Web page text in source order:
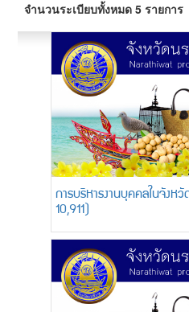
จำนวนระเบียบทั้งหมด 5 รายการ
การบริหารงานบุคคลในจังห
10,911)